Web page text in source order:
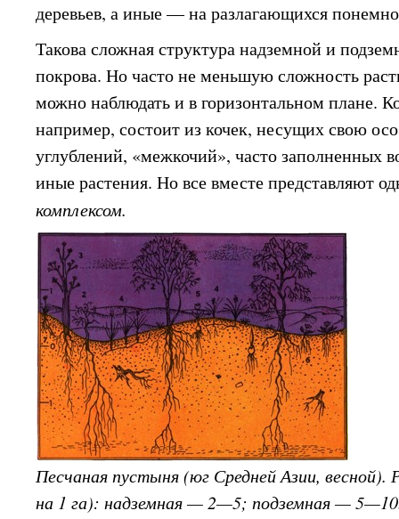
деревьев, а иные — на разлагающихся
Такова сложная структура надземной и
покрова. Но часто не меньшую сложность
можно наблюдать и в горизонтальном плане.
например, состоит из кочек, несущих свою
углублений, «межкочий», часто заполненных
иные растения. Но все вместе представляют
комплексом.
Песчаная пустыня (юг Средней Азии, весной).
на 1 га): надземная — 2—5; подземная —